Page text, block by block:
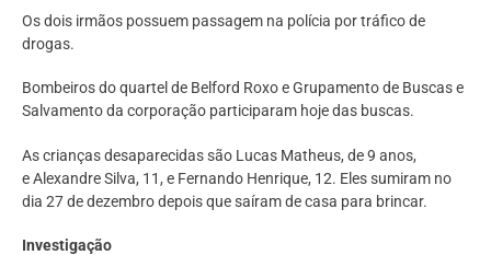
Os dois irmãos possuem passagem na polícia por tráfico de
drogas.
Bombeiros do quartel de Belford Roxo e Grupamento de Buscas e
Salvamento da corporação participaram hoje das buscas.
As crianças desaparecidas são Lucas Matheus, de 9 anos,
e Alexandre Silva, 11, e Fernando Henrique, 12. Eles sumiram no
dia 27 de dezembro depois que saíram de casa para brincar.
Investigação